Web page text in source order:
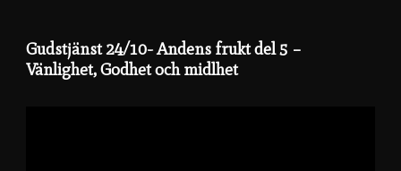
Gudstjänst 24/10- Andens frukt del 5 –
Vänlighet, Godhet och midlhet